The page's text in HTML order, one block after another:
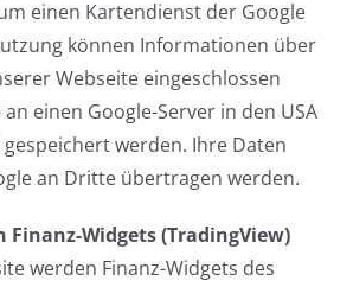
einen Kartendienst der Google
können Informationen über
Webseite eingeschlossen
einen Google-Server in den USA
werden. Ihre Daten
an Dritte übertragen werden.
Finanz-Widgets (TradingView)
werden Finanz-Widgets des